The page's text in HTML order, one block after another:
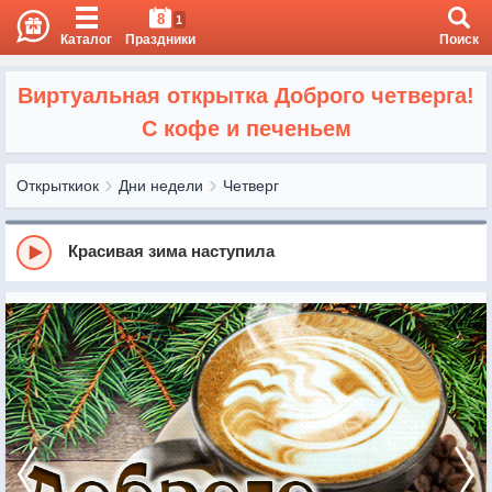
Каталог
8 1
Праздники Поиск
Виртуальная открытка Доброго четверга!
С кофе и печеньем
Открыткиок Дни недели Четверг
Красивая зима наступила